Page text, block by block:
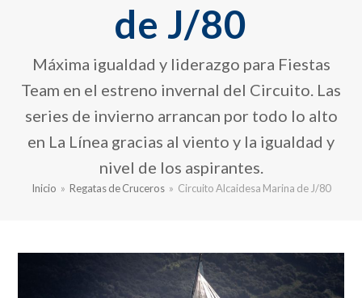
de J/80
Máxima igualdad y liderazgo para Fiestas
Team en el estreno invernal del Circuito. Las
series de invierno arrancan por todo lo alto
en La Línea gracias al viento y la igualdad y
nivel de los aspirantes.
Inicio » Regatas de Cruceros » Circuito Alcaidesa Marina de J/80